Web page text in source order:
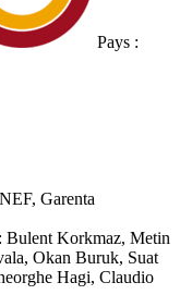
Pays :
Garenta
Bulent Korkmaz, Metin
Okan Buruk, Suat
Hagi, Claudio